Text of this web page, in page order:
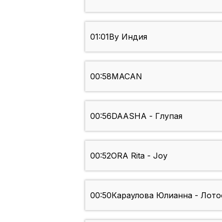
01:01By Индия
00:58MACAN
00:56DAASHA - Глупая
00:52ORA Rita - Joy
00:50Караулова Юлианна -